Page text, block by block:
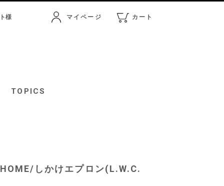
様 マイページ カート
TOPICS
しかけエプロン(L.W.C.